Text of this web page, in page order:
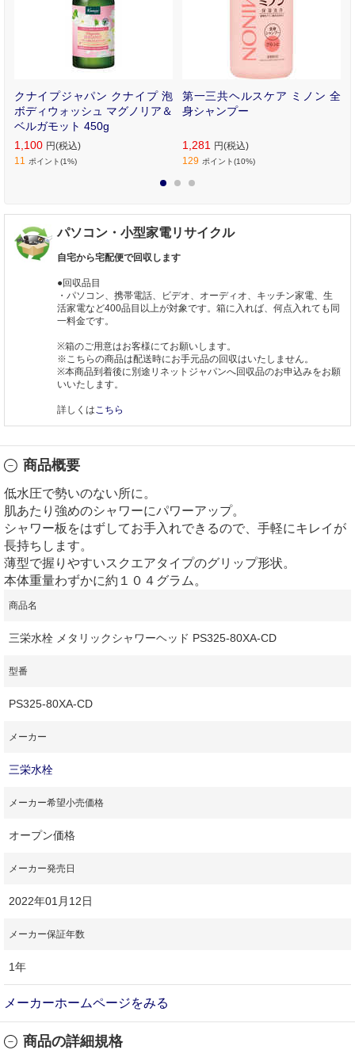
クナイプジャパン クナイプ 泡
ボディウォッシュ マグノリア＆
ベルガモット 450g
1,100 円(税込)
11
ポイント(1%)
第一三共ヘルスケア ミノン 全
身シャンプー
1,281 円(税込)
129 ポイント(10%)
パソコン・小型家電リサイクル
自宅から宅配便で回収します
●回収品目
・パソコン、携帯電話、ビデオ、オーディオ、キッチン家電、生
活家電など400品目以上が対象です。箱に入れば、何点入れても同
一料金です。
※箱のご用意はお客様にてお願いします。
※こちらの商品は配送時にお手元品の回収はいたしません。
※本商品到着後に別途リネットジャパンへ回収品のお申込みをお願
いいたします。
詳しくは こちら
商品概要
低水圧で勢いのない所に。
肌あたり強めのシャワーにパワーアップ。
シャワー板をはずしてお手入れできるので、手軽にキレイが
長持ちします。
薄型で握りやすいスクエアタイプのグリップ形状。
本体重量わずかに約１０４グラム。
商品名
三栄水栓 メタリックシャワーヘッド PS325-80XA-CD
型番
PS325-80XA-CD
メーカー
三栄水栓
メーカー希望小売価格
オープン価格
メーカー発売日
2022年01月12日
メーカー保証年数
1年
メーカーホームページをみる
商品の詳細規格